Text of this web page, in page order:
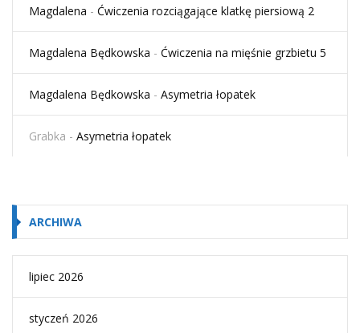
Magdalena - Ćwiczenia rozciągające klatkę piersiową 2
Magdalena Będkowska - Ćwiczenia na mięśnie grzbietu 5
Magdalena Będkowska - Asymetria łopatek
Grabka - Asymetria łopatek
ARCHIWA
lipiec 2026
styczeń 2026